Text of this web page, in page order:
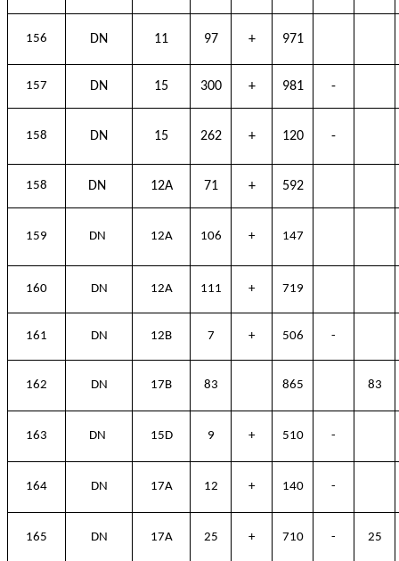
156 DN 11 97 + 971
157 DN 15 300 + 981 -
158 DN 15 262 + 120 -
158 DN 12A 71 + 592
159 DN 12A 106 + 147
160 DN 12A 111 + 719
161 DN 12B 7 + 506 -
162 DN 17B 83 865 83
163 DN 15D 9 + 510 -
164 DN 17A 12 + 140 -
165 DN 17A 25 + 710 - 25